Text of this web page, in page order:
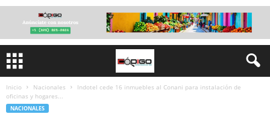
Inicio Nacionales
Indotel cede 16 inmuebles al Conani para instalación de
oficinas y hogares...
NACIONALES